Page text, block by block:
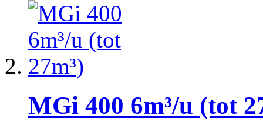
MGi 400 6m³/u (tot